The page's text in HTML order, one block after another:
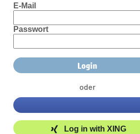
E-Mail
Passwort
oder
Log in with XING